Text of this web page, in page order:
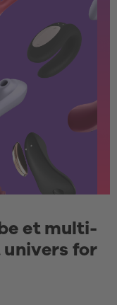
et multi-
univers for